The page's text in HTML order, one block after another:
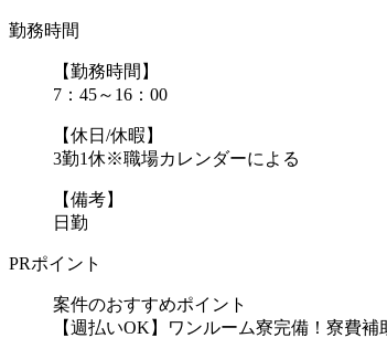
勤務時間
【勤務時間】
7：45～16：00
【休日/休暇】
3勤1休※職場カレンダーによる
【備考】
日勤
PRポイント
案件のおすすめポイント
【週払いOK】ワンルーム寮完備！寮費